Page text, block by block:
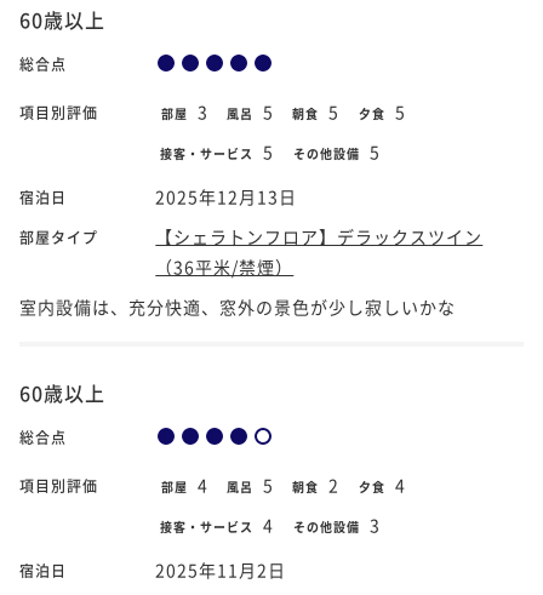
60歳以上
総合点
項目別評価 部屋 3 風呂 5 朝食 5 夕食 5
接客・サービス 5 その他設備 5
宿泊日 2025年12月13日
部屋タイプ
【シェラトンフロア】デラックスツイン
（36平米/禁煙）
室内設備は、充分快適、窓外の景色が少し寂しいかな
60歳以上
総合点
項目別評価 部屋 4 風呂 5 朝食 2 夕食 4
接客・サービス 4 その他設備 3
宿泊日 2025年11月2日